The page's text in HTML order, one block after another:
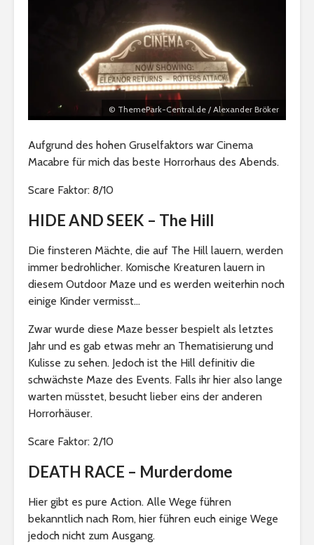
© ThemePark-Central.de / Alexander Bröker
Aufgrund des hohen Gruselfaktors war Cinema
Macabre für mich das beste Horrorhaus des Abends.
Scare Faktor: 8/10
HIDE AND SEEK – The Hill
Die finsteren Mächte, die auf The Hill lauern, werden
immer bedrohlicher. Komische Kreaturen lauern in
diesem Outdoor Maze und es werden weiterhin noch
einige Kinder vermisst…
Zwar wurde diese Maze besser bespielt als letztes
Jahr und es gab etwas mehr an Thematisierung und
Kulisse zu sehen. Jedoch ist the Hill definitiv die
schwächste Maze des Events. Falls ihr hier also lange
warten müsstet, besucht lieber eins der anderen
Horrorhäuser.
Scare Faktor: 2/10
DEATH RACE – Murderdome
Hier gibt es pure Action. Alle Wege führen
bekanntlich nach Rom, hier führen euch einige Wege
jedoch nicht zum Ausgang.